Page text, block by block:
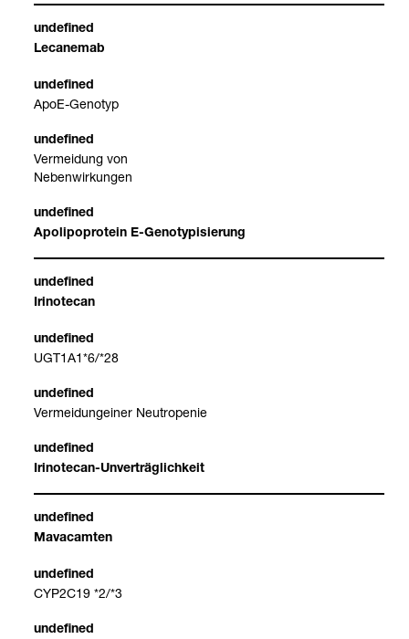
Leca­nemab
ApoE-​Geno­typ
Ver­mei­dung von
Neben­wir­kun­gen
Apo­li­po­pro­tein E-​Geno­ty­pi­sie­rung
Iri­no­tecan
UGT1A1*6/*28
Ver­mei­dung­ei­ner Neu­tro­pe­nie
Iri­no­tecan-​Unver­träg­lich­keit
Mava­cam­ten
CYP2C19 *2/*3